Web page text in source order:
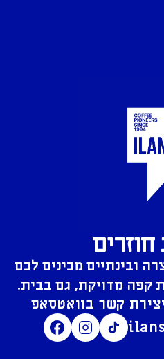
ובינתיים מכינים לכם
קפה מדויקת, גם בבית.